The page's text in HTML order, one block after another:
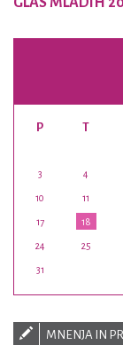
P T
3 4
10 11
17 18
24 25
31
MNENJA IN